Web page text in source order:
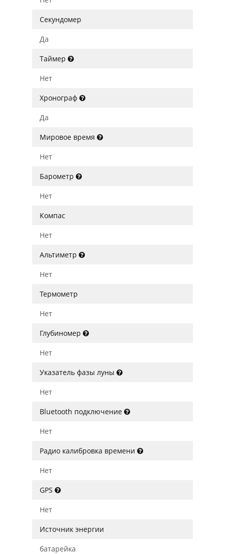
Секундомер
Да
Таймер
Нет
Хронограф
Да
Мировое время
Нет
Барометр
Нет
Компас
Нет
Альтиметр
Нет
Термометр
Нет
Глубиномер
Нет
Указатель фазы луны
Нет
Bluetooth подключение
Нет
Радио калибровка времени
Нет
GPS
Нет
Источник энергии
батарейка